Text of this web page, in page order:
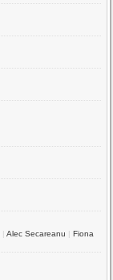
|Alec Secareanu |Fiona